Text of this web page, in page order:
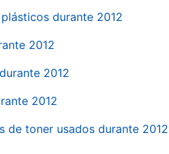
durante 2012
2012
2012
2012
de toner usados durante 2012